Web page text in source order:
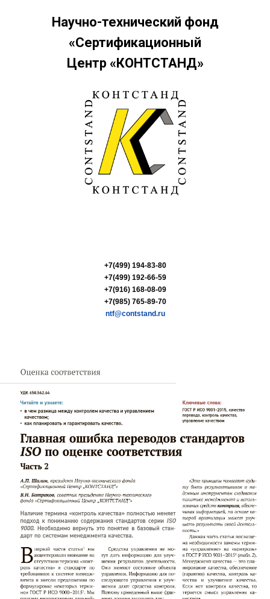
+7(499) 194-83-80
+7(499) 192-66-59
+7(916) 168-08-09
+7(985) 765-89-70
ntf@contstand.ru
Научно-технический фонд
«Сертификационный
Центр «КОНТСТАНД»